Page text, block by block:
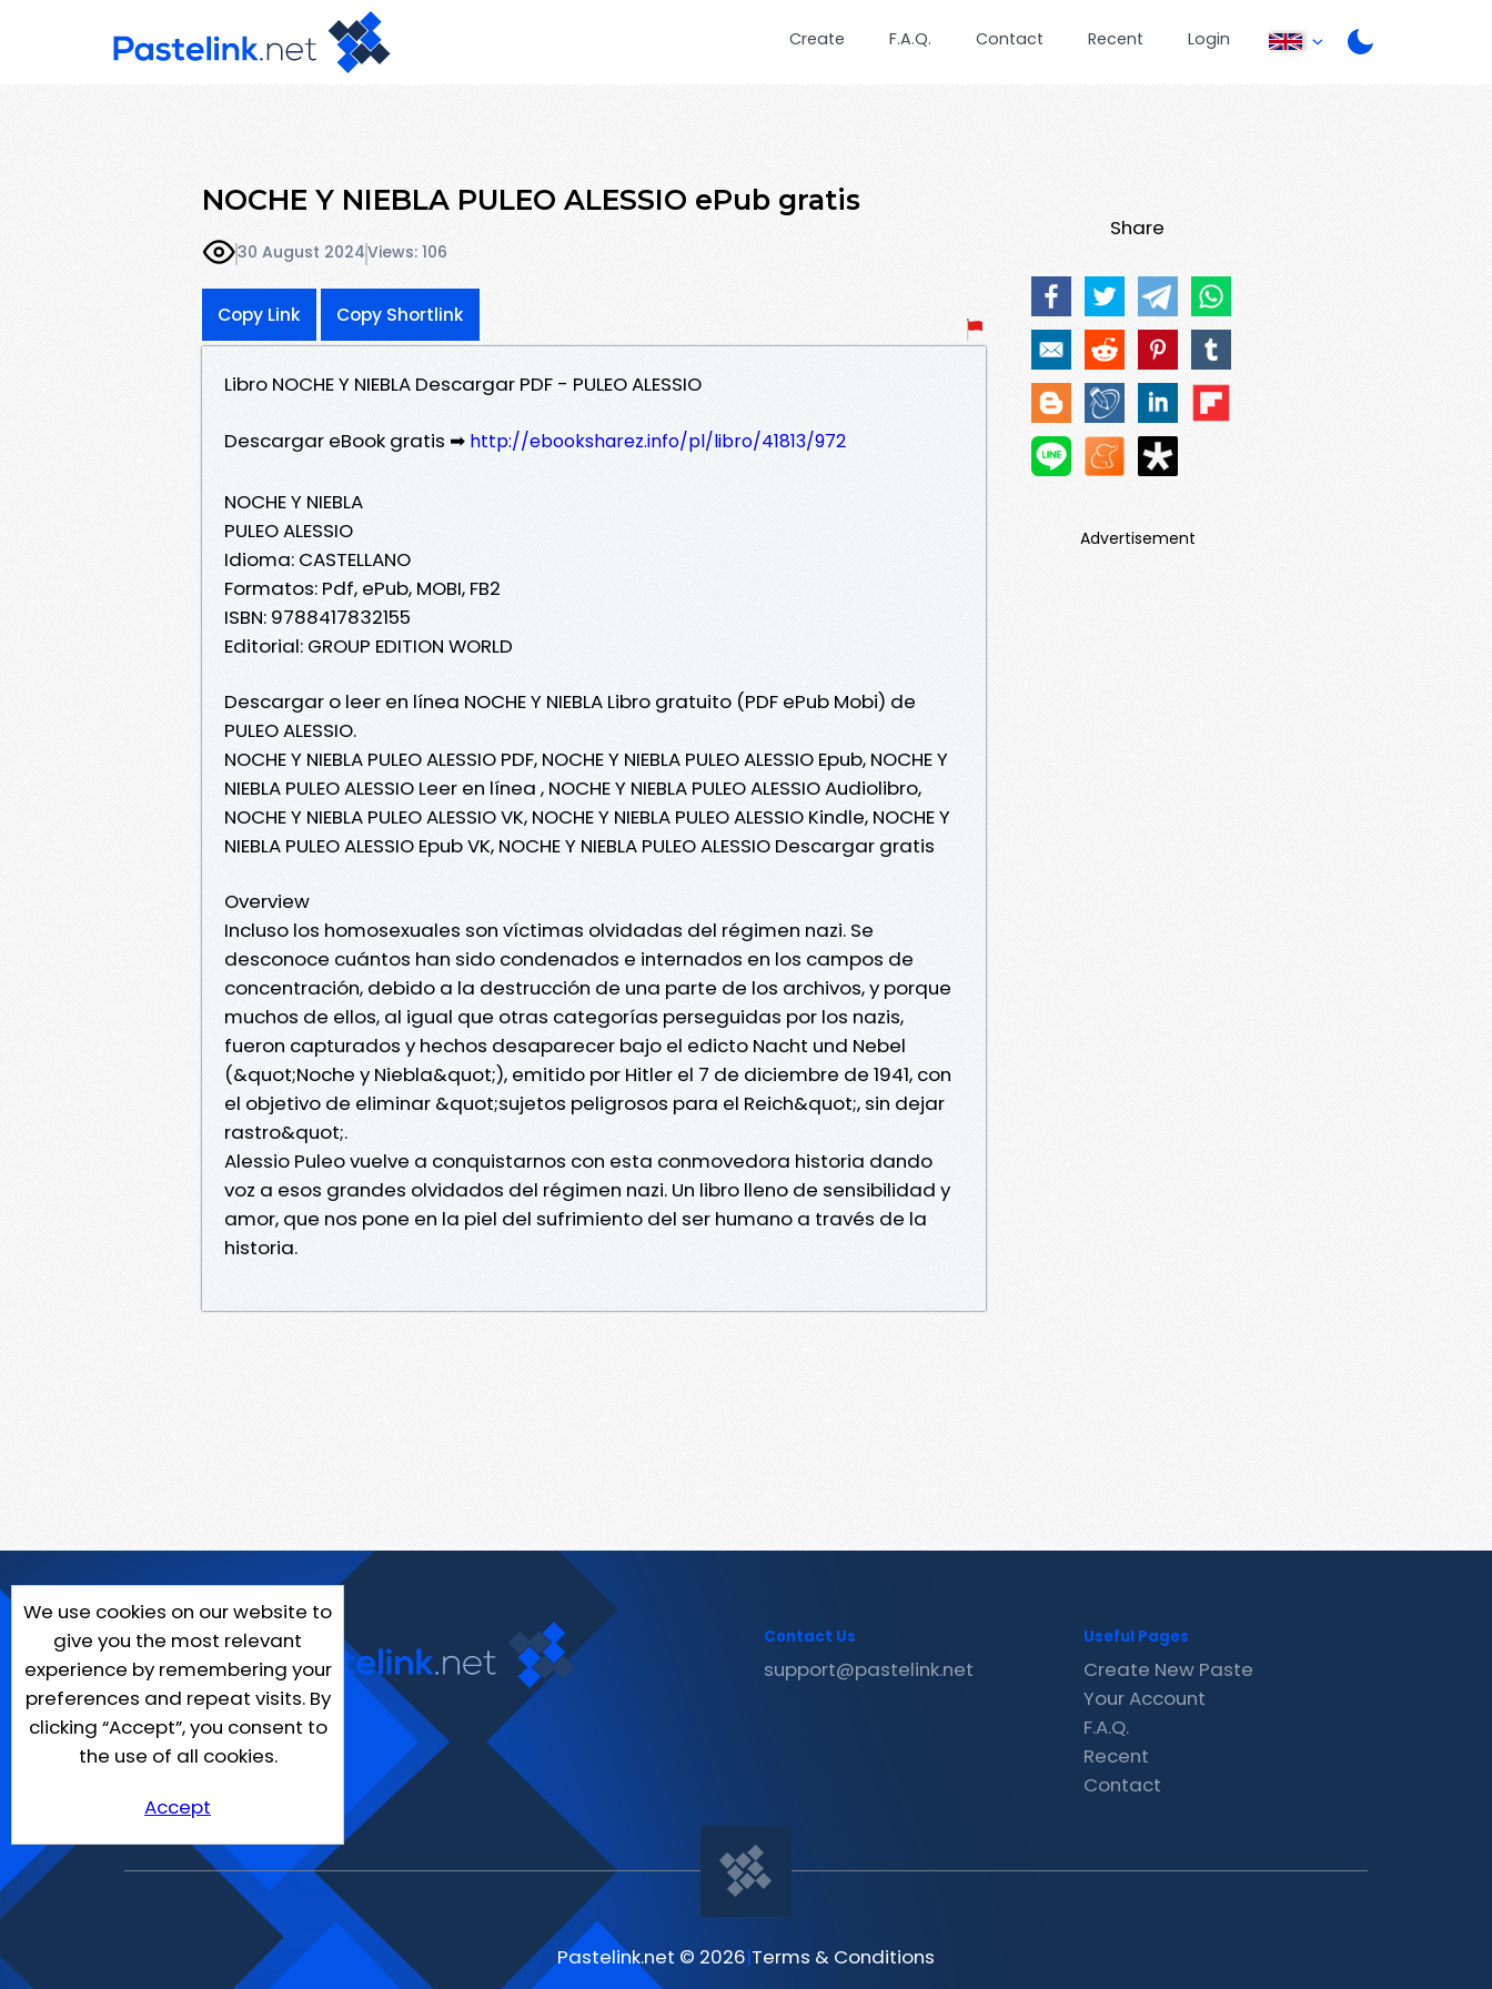
Create F.A.Q. Contact Recent Login
NOCHE Y NIEBLA PULEO ALESSIO ePub gratis
30 August 2024Views: 106
Copy Link Copy Shortlink
Libro NOCHE Y NIEBLA Descargar PDF - PULEO ALESSIO
Descargar eBook gratis ➡ http://ebooksharez.info/pl/libro/41813/972
NOCHE Y NIEBLA
PULEO ALESSIO
Idioma: CASTELLANO
Formatos: Pdf, ePub, MOBI, FB2
ISBN: 9788417832155
Editorial: GROUP EDITION WORLD
Descargar o leer en línea NOCHE Y NIEBLA Libro gratuito (PDF ePub Mobi) de
PULEO ALESSIO.
NOCHE Y NIEBLA PULEO ALESSIO PDF, NOCHE Y NIEBLA PULEO ALESSIO Epub, NOCHE Y
NIEBLA PULEO ALESSIO Leer en línea , NOCHE Y NIEBLA PULEO ALESSIO Audiolibro,
NOCHE Y NIEBLA PULEO ALESSIO VK, NOCHE Y NIEBLA PULEO ALESSIO Kindle, NOCHE Y
NIEBLA PULEO ALESSIO Epub VK, NOCHE Y NIEBLA PULEO ALESSIO Descargar gratis
Overview
Incluso los homosexuales son víctimas olvidadas del régimen nazi. Se
desconoce cuántos han sido condenados e internados en los campos de
concentración, debido a la destrucción de una parte de los archivos, y porque
muchos de ellos, al igual que otras categorías perseguidas por los nazis,
fueron capturados y hechos desaparecer bajo el edicto Nacht und Nebel
(&quot;Noche y Niebla&quot;), emitido por Hitler el 7 de diciembre de 1941, con
el objetivo de eliminar &quot;sujetos peligrosos para el Reich&quot;, sin dejar
rastro&quot;.
Alessio Puleo vuelve a conquistarnos con esta conmovedora historia dando
voz a esos grandes olvidados del régimen nazi. Un libro lleno de sensibilidad y
amor, que nos pone en la piel del sufrimiento del ser humano a través de la
historia.
Share
Advertisement
We use cookies on our website to
give you the most relevant
experience by remembering your
preferences and repeat visits. By
clicking “Accept”, you consent to
the use of all cookies.
Accept
Contact Us
support@pastelink.net
Useful Pages
Create New Paste
Your Account
F.A.Q.
Recent
Contact
Pastelink.net © 2026|Terms & Conditions